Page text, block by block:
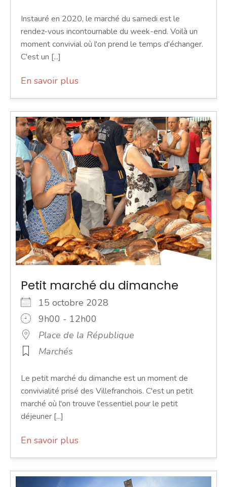
Instauré en 2020, le marché du samedi est le
rendez-vous incontournable du week-end. Voilà un
moment convivial où l'on prend le temps d'échanger.
C'est un [...]
En savoir plus
Petit marché du dimanche
15 octobre 2028
9h00 - 12h00
Place de la République
Marchés
Le petit marché du dimanche est un moment de
convivialité prisé des Villefranchois. C'est un petit
marché où l'on trouve l'essentiel pour le petit
déjeuner [...]
En savoir plus